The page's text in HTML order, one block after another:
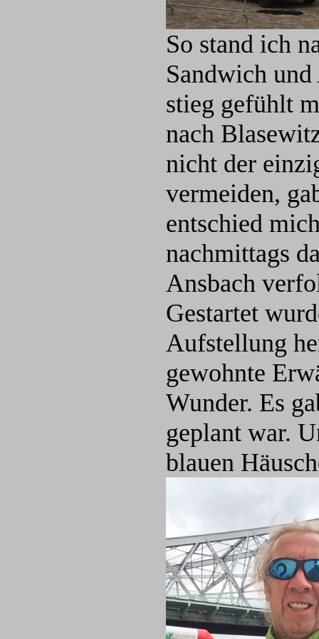
So stand ich
Sandwich
stieg gefühlt
nach
nicht der
vermeiden,
entschied
nachmittags
Ansbach
Gestartet
Aufstellung
gewohnte
Wunder. Es
geplant war.
blauen